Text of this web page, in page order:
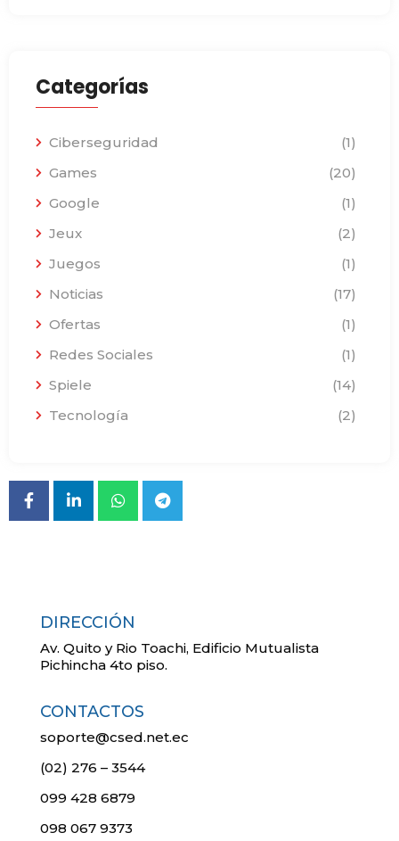
Categorías
Ciberseguridad
(1)
Games
(20)
Google
(1)
Jeux
(2)
Juegos
(1)
Noticias
(17)
Ofertas
(1)
Redes Sociales
(1)
Spiele
(14)
Tecnología
(2)
DIRECCIÓN
Av. Quito y Rio Toachi, Edificio Mutualista
Pichincha 4to piso.
CONTACTOS
soporte@csed.net.ec
(02) 276 – 3544
099 428 6879
098 067 9373